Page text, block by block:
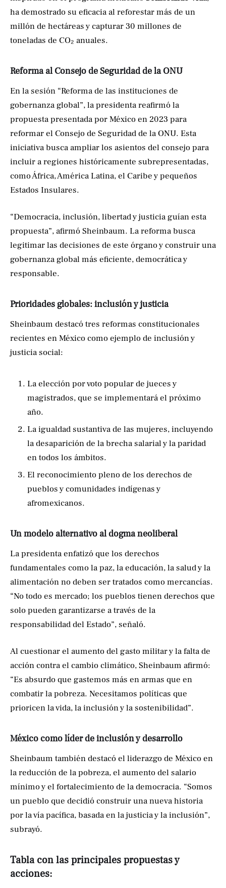
ha demostrado su eficacia al reforestar más de un
millón de hectáreas y capturar 30 millones de
toneladas de CO₂ anuales.
Reforma al Consejo de Seguridad de la ONU
En la sesión “Reforma de las instituciones de
gobernanza global”, la presidenta reafirmó la
propuesta presentada por México en 2023 para
reformar el Consejo de Seguridad de la ONU. Esta
iniciativa busca ampliar los asientos del consejo para
incluir a regiones históricamente subrepresentadas,
como África, América Latina, el Caribe y pequeños
Estados Insulares.
“Democracia, inclusión, libertad y justicia guían esta
propuesta”, afirmó Sheinbaum. La reforma busca
legitimar las decisiones de este órgano y construir una
gobernanza global más eficiente, democrática y
responsable.
Prioridades globales: inclusión y justicia
Sheinbaum destacó tres reformas constitucionales
recientes en México como ejemplo de inclusión y
justicia social:
La elección por voto popular de jueces y
magistrados, que se implementará el próximo
año.
La igualdad sustantiva de las mujeres, incluyendo
la desaparición de la brecha salarial y la paridad
en todos los ámbitos.
El reconocimiento pleno de los derechos de
pueblos y comunidades indígenas y
afromexicanos.
Un modelo alternativo al dogma neoliberal
La presidenta enfatizó que los derechos
fundamentales como la paz, la educación, la salud y la
alimentación no deben ser tratados como mercancías.
“No todo es mercado; los pueblos tienen derechos que
solo pueden garantizarse a través de la
responsabilidad del Estado”, señaló.
Al cuestionar el aumento del gasto militar y la falta de
acción contra el cambio climático, Sheinbaum afirmó:
“Es absurdo que gastemos más en armas que en
combatir la pobreza. Necesitamos políticas que
prioricen la vida, la inclusión y la sostenibilidad”.
México como líder de inclusión y desarrollo
Sheinbaum también destacó el liderazgo de México en
la reducción de la pobreza, el aumento del salario
mínimo y el fortalecimiento de la democracia. “Somos
un pueblo que decidió construir una nueva historia
por la vía pacífica, basada en la justicia y la inclusión”,
subrayó.
Tabla con las principales propuestas y
acciones: